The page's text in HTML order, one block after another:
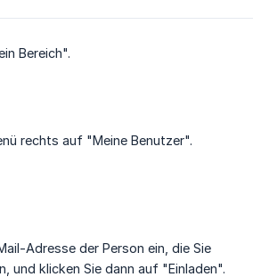
Bereich".
rechts auf "Meine Benutzer".
Adresse der Person ein, die Sie
und klicken Sie dann auf "Einladen".